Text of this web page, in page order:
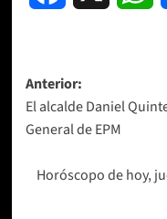
Navegación
de
entradas
Anterior:
El alcalde Daniel
General de EPM
Horóscopo de hoy,